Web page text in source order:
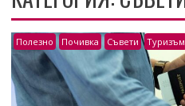
Полезно Почивка Съвети Туризъм